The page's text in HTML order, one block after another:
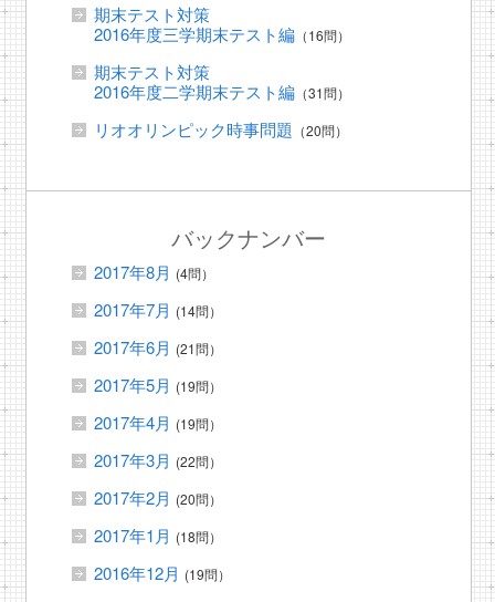
期末テスト対策
2016年度三学期末テスト編（16問）
期末テスト対策
2016年度二学期末テスト編（31問）
リオオリンピック時事問題 （20問）
バックナンバー
2017年8月 (4問）
2017年7月 (14問）
2017年6月 (21問）
2017年5月 (19問）
2017年4月 (19問）
2017年3月 (22問）
2017年2月 (20問）
2017年1月 (18問）
2016年12月 (19問）